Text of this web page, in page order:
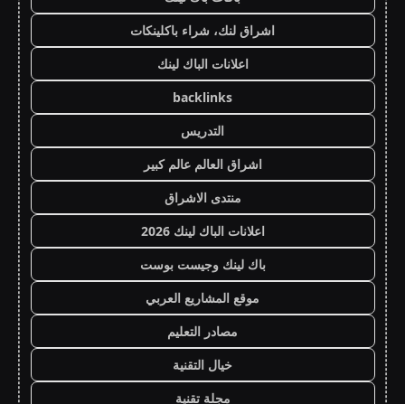
اشراق لنك، شراء باكلينكات
اعلانات الباك لينك
backlinks
التدريس
اشراق العالم عالم كبير
منتدى الاشراق
اعلانات الباك لينك 2026
باك لينك وجيست بوست
موقع المشاريع العربي
مصادر التعليم
خيال التقنية
مجلة تقنية